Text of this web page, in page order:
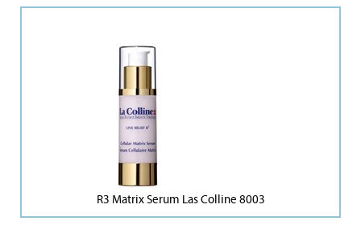
R3 Matrix Serum Las Colline 8003